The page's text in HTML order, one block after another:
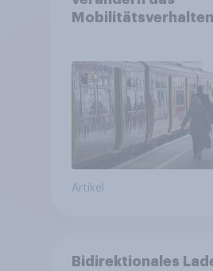
Mobilitätsverhalten
auf öffentliche
Verkehrsmittel um
Artikel
Bidirektionales